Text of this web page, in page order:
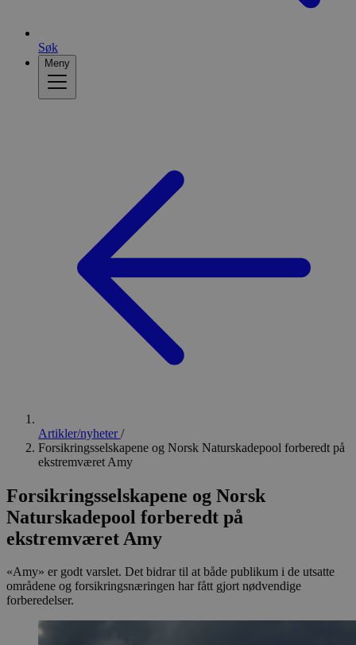
Søk
Meny
Artikler/nyheter/
Forsikringsselskapene og Norsk Naturskadepool forberedt på
ekstremværet Amy
Forsikringsselskapene og Norsk
Naturskadepool forberedt på
ekstremværet Amy
«Amy» er godt varslet. Det bidrar til at både publikum i de utsatte
områdene og forsikringsnæringen har fått gjort nødvendige
forberedelser.